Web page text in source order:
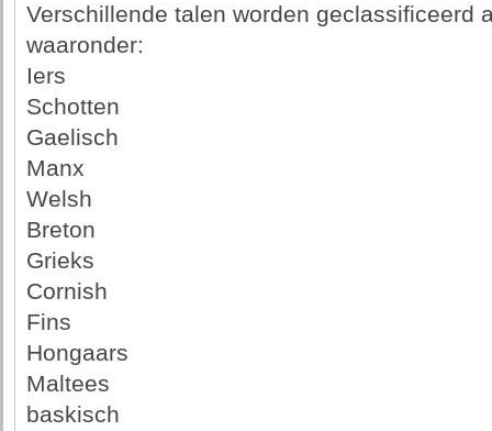
Verschillende talen worden geclassificeerd
waaronder:
Iers
Schotten
Gaelisch
Manx
Welsh
Breton
Grieks
Cornish
Fins
Hongaars
Maltees
baskisch